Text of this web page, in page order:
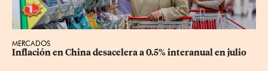
MERCADOS
Inflación en China desacelera a 0.5% interanual en julio